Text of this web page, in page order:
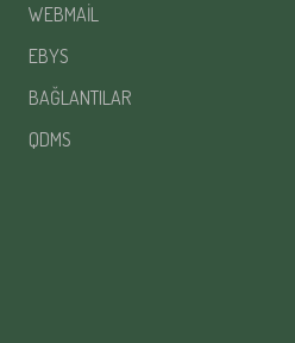
WEBMAİL
EBYS
BAĞLANTILAR
QDMS